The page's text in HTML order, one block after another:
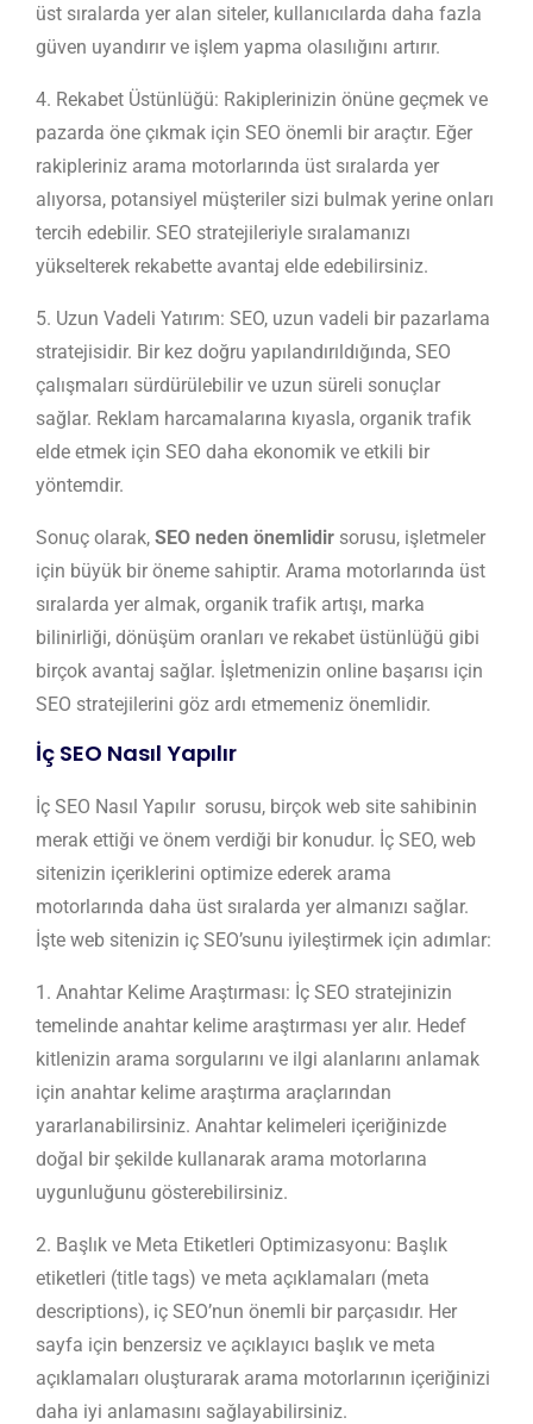
üst sıralarda yer alan siteler, kullanıcılarda daha fazla
güven uyandırır ve işlem yapma olasılığını artırır.
4. Rekabet Üstünlüğü: Rakiplerinizin önüne geçmek ve
pazarda öne çıkmak için SEO önemli bir araçtır. Eğer
rakipleriniz arama motorlarında üst sıralarda yer
alıyorsa, potansiyel müşteriler sizi bulmak yerine onları
tercih edebilir. SEO stratejileriyle sıralamanızı
yükselterek rekabette avantaj elde edebilirsiniz.
5. Uzun Vadeli Yatırım: SEO, uzun vadeli bir pazarlama
stratejisidir. Bir kez doğru yapılandırıldığında, SEO
çalışmaları sürdürülebilir ve uzun süreli sonuçlar
sağlar. Reklam harcamalarına kıyasla, organik trafik
elde etmek için SEO daha ekonomik ve etkili bir
yöntemdir.
Sonuç olarak, SEO neden önemlidir sorusu, işletmeler
için büyük bir öneme sahiptir. Arama motorlarında üst
sıralarda yer almak, organik trafik artışı, marka
bilinirliği, dönüşüm oranları ve rekabet üstünlüğü gibi
birçok avantaj sağlar. İşletmenizin online başarısı için
SEO stratejilerini göz ardı etmemeniz önemlidir.
İç SEO Nasıl Yapılır
İç SEO Nasıl Yapılır sorusu, birçok web site sahibinin
merak ettiği ve önem verdiği bir konudur. İç SEO, web
sitenizin içeriklerini optimize ederek arama
motorlarında daha üst sıralarda yer almanızı sağlar.
İşte web sitenizin iç SEO’sunu iyileştirmek için adımlar:
1. Anahtar Kelime Araştırması: İç SEO stratejinizin
temelinde anahtar kelime araştırması yer alır. Hedef
kitlenizin arama sorgularını ve ilgi alanlarını anlamak
için anahtar kelime araştırma araçlarından
yararlanabilirsiniz. Anahtar kelimeleri içeriğinizde
doğal bir şekilde kullanarak arama motorlarına
uygunluğunu gösterebilirsiniz.
2. Başlık ve Meta Etiketleri Optimizasyonu: Başlık
etiketleri (title tags) ve meta açıklamaları (meta
descriptions), iç SEO’nun önemli bir parçasıdır. Her
sayfa için benzersiz ve açıklayıcı başlık ve meta
açıklamaları oluşturarak arama motorlarının içeriğinizi
daha iyi anlamasını sağlayabilirsiniz.